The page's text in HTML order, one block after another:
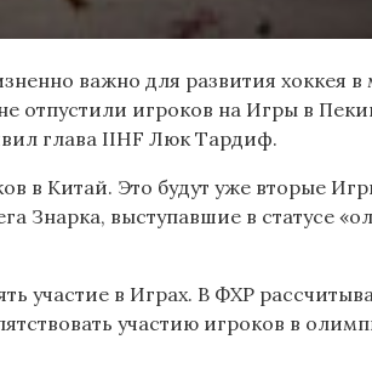
важно для развития хоккея
отпустили игроков на Игры в
глава IIHF Люк Тардиф.
в Китай. Это будут уже вторые
Знарка, выступавшие в статусе
участие в Играх. В ФХР
участию игроков в